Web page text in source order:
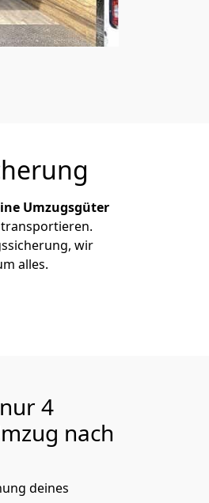
Umzugsgüter
transportieren.
wir
alles.
4
nach
deines